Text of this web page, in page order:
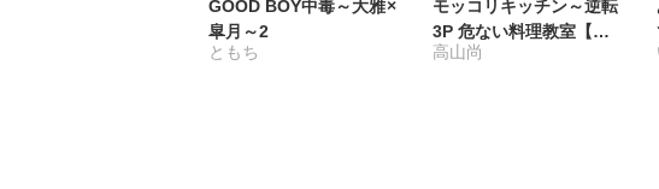
GOOD BOY中毒～大雅×
皐月～2
ともち
モッコリキッチン～逆転
3P 危ない料理教室【豪
華版】
高山尚